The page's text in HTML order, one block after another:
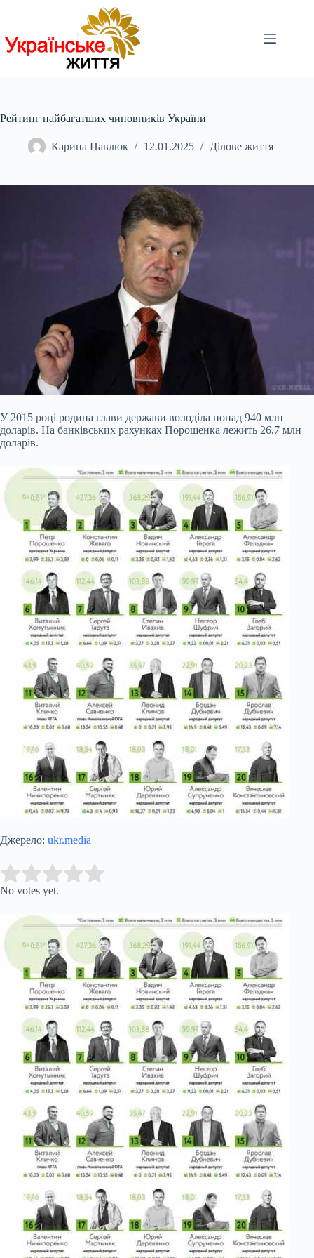
Рейтинг найбагатших чиновників України
Карина Павлюк 12.01.2025 Ділове життя
У 2015 році родина глави держави володіла понад 940 млн
доларів. На банківських рахунках Порошенка лежить 26,7 млн
доларів.
Джерело: ukr.media
Rate this item:
No votes yet.